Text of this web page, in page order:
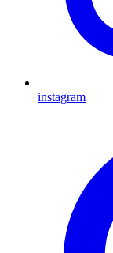
instagram